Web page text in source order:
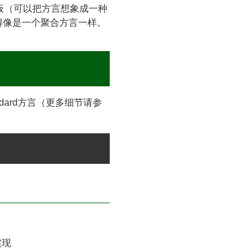
（可以把方言想象成一种
是一个聚合方言一样。
方言（更多细节请参
现